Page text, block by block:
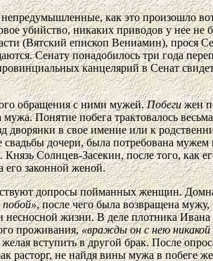
как это произошло
убийство, никаких приводов у нее
(Вятский епископ Вениамин),
Сенату понадобилось три года
канцелярий в Сенат
обращения с ними мужей.Побегижен
Понятие побега трактовалось
дворянки в свое имение или к
свадьбы дочери, была потребована
. Князь Солнцев-Засекин, после того, как
его законной женой.
допросы пойманных женщин.
, после чего была возвращена
жизни. В деле плотника
проживания,«вражды он с нею никакой
вступить в другой брак. После
не найдя вины мужа в побеге